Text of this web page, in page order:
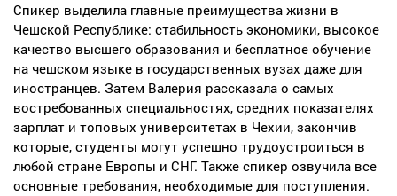
Спикер выделила главные преимущества жизни в
Чешской Республике: стабильность экономики, высокое
качество высшего образования и бесплатное обучение
на чешском языке в государственных вузах даже для
иностранцев. Затем Валерия рассказала о самых
востребованных специальностях, средних показателях
зарплат и топовых университетах в Чехии, закончив
которые, студенты могут успешно трудоустроиться в
любой стране Европы и СНГ. Также спикер озвучила все
основные требования, необходимые для поступления.